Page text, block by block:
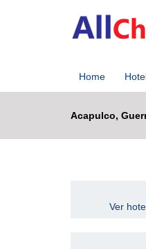
Home
Acapulco,
Ver